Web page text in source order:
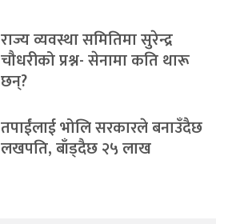
राज्य व्यवस्था समितिमा सुरेन्द्र
चौधरीको प्रश्न- सेनामा कति थारू
छन्?
तपाईंलाई भोलि सरकारले बनाउँदैछ
लखपति, बाँड्दैछ २५ लाख